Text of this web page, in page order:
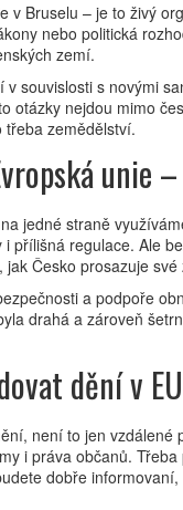
v Bruselu – je to živý
nebo politická
zemí.
souvislosti s novými
otázky nejdou mimo
zemědělství.
unie
jedné straně
přílišná regulace. Ale
Česko prosazuje
a podpoře
drahá a zároveň
dění v
není to jen
i práva občanů.
dobře